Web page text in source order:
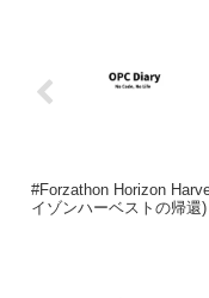
#Forzathon Horizon
イゾンハーベストの帰還